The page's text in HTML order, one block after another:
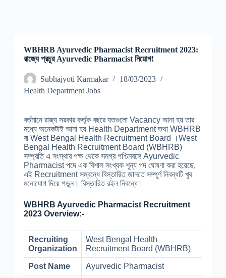
WBHRB Ayurvedic Pharmacist Recruitment 2023:
রাজ্যে প্রচুর Ayurvedic Pharmacist নিয়োগ!
Subhajyoti Karmakar
18/03/2023
Health Department Jobs
বর্তমানে রাজ্য সরকার কর্তৃক বছরে যতগুলো Vacancy আনা হয় তার
মধ্যে অনেকটাই আনা হয় Health Department তথা WBHRB
বা West Bengal Health Recruitment Board ।West
Bengal Health Recruitment Board (WBHRB)
সম্প্রতি এ সংস্থার পক্ষ থেকে সমগ্র পশ্চিমবঙ্গে Ayurvedic
Pharmacist পদে এক বিশাল সংখ্যক শূন্য পদ ঘোষণা করা হয়েছে,
এই Recruitment সম্বন্ধে বিস্তারিত জানতে সম্পূর্ণ নিবন্ধটি খুব
মনোযোগ দিয়ে পড়ুন। বিস্তারিত রইল নিবন্ধে।
WBHRB Ayurvedic Pharmacist Recruitment
2023 Overview:-
Recruiting
Organization
West Bengal Health
Recruitment Board (WBHRB)
Post Name Ayurvedic Pharmacist